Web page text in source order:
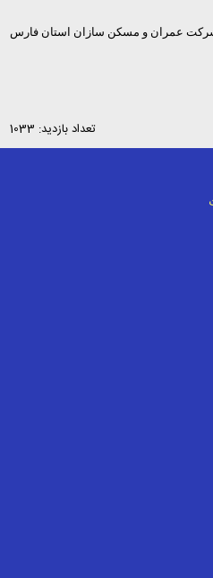
عمران و مسکن سازان استان فارس
تعداد بازدید: 1033